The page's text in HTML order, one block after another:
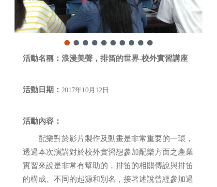
活動名稱： 浪漫美聲，排笛的世界-校外實習講座
活動日期： 2017年10月12日
活動內容：
配樂對於影片製作及動畫是非常重要的一環，
透過本次演講對於校外實習想參加配樂方面之產業
實習來說是非常有幫助的，排笛的相關傳說與排笛
的構成、不同的起源和別名，接著述說曾經參加過